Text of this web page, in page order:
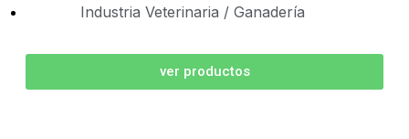
Industria Veterinaria / Ganadería
ver productos